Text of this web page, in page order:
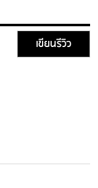
เขียนรีวิว